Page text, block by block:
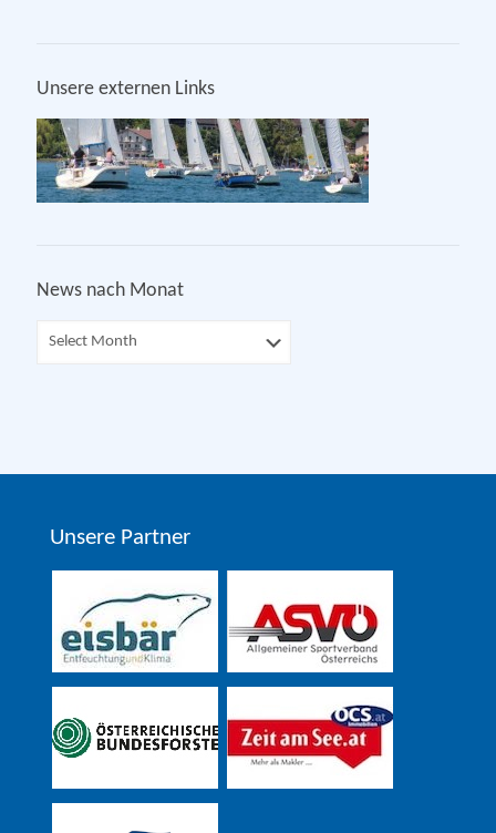
Unsere externen Links
News nach Monat
Unsere Partner